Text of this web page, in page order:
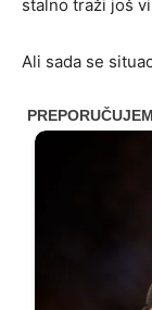
stalno traži još
Ali sada se